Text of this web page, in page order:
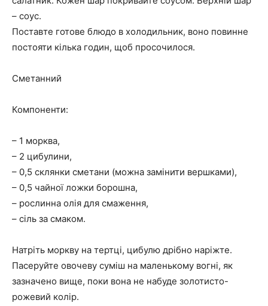
– соус.
Поставте готове блюдо в холодильник, воно повинне
постояти кілька годин, щоб просочилося.
Сметанний
Компоненти:
– 1 морква,
– 2 цибулини,
– 0,5 склянки сметани (можна замінити вершками),
– 0,5 чайної ложки борошна,
– рослинна олія для смаження,
– сіль за смаком.
Натріть моркву на тертці, цибулю дрібно наріжте.
Пасеруйте овочеву суміш на маленькому вогні, як
зазначено вище, поки вона не набуде золотисто-
рожевий колір.